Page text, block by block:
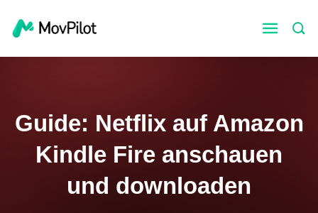
Guide: Netflix auf Amazon
Kindle Fire anschauen
und downloaden